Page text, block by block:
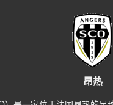
昂热